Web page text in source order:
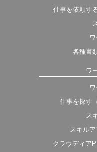
仕事を依頼す
各種書
ワ
仕事を探す
ス
スキル
クラウディア